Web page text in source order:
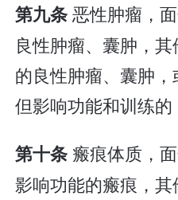
第九条恶性肿瘤，
良性肿瘤、囊肿，
的良性肿瘤、囊肿
但影响功能和训练的
第十条 瘢痕体质，
影响功能的瘢痕，